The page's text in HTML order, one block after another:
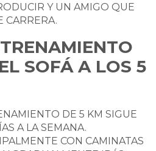
Y UN AMIGO QUE
CARRERA.
SOFÁ A LOS 5
DE 5 KM SIGUE
A LA SEMANA.
CON CAMINATAS